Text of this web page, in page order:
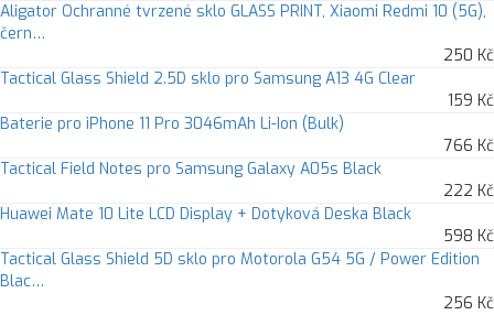
Aligator Ochranné tvrzené sklo GLASS PRINT, Xiaomi Redmi 10 (5G),
čern…
250 Kč
Tactical Glass Shield 2.5D sklo pro Samsung A13 4G Clear
159 Kč
Baterie pro iPhone 11 Pro 3046mAh Li-Ion (Bulk)
766 Kč
Tactical Field Notes pro Samsung Galaxy A05s Black
222 Kč
Huawei Mate 10 Lite LCD Display + Dotyková Deska Black
598 Kč
Tactical Glass Shield 5D sklo pro Motorola G54 5G / Power Edition
Blac…
256 Kč